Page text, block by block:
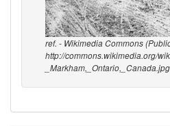
ref. - Wikimedia Commons
http://commons.wikimedia.org/
_Markham,_Ontario,_Canada.jpg